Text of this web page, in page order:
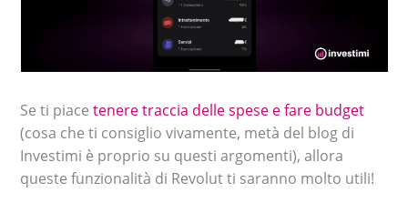
Se ti piacetenere traccia delle spese e fare budget
(cosa che ti consiglio vivamente, metà del blog di
Investimi è proprio su questi argomenti), allora
queste funzionalità di Revolut ti saranno molto utili!